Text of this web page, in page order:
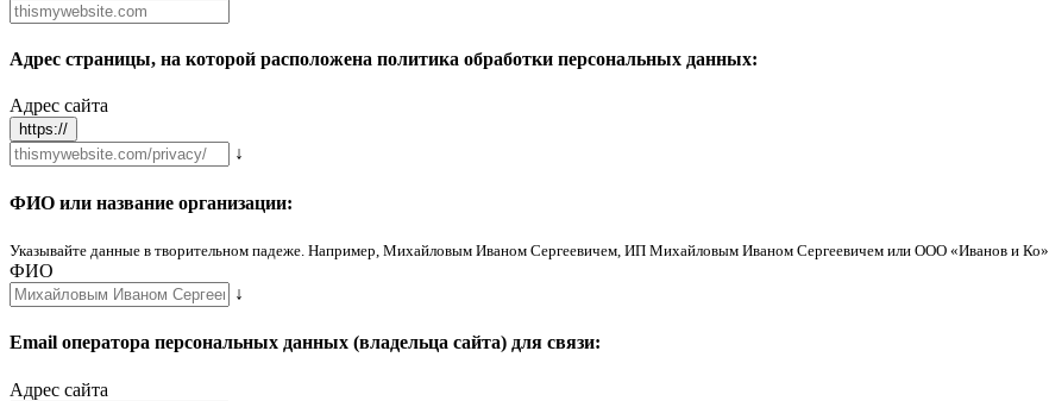
Адрес страницы, на которой расположена политика обработки персональных данных:
Адрес сайта
↓
ФИО или название организации:
Указывайте данные в творительном падеже. Например, Михайловым Иваном Сергеевичем, ИП Михайловым Иваном Сергеевичем или ООО «Иванов и Ко»
ФИО
↓
Email оператора персональных данных (владельца сайта) для связи:
Адрес сайта